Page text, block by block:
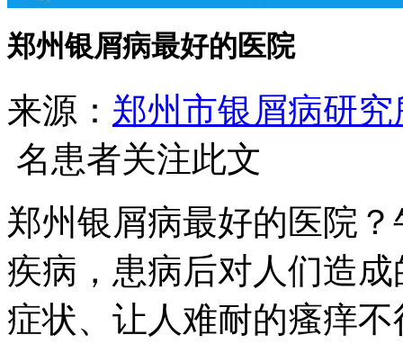
郑州银屑病最好的医院
来源： 郑州市银屑病研究
名患者关注此文
郑州银屑病最好的医院
疾病，患病后对人们造
症状、让人难耐的瘙痒